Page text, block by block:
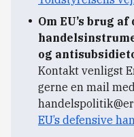
Om EU’s brug
og
Kontakt venligst
gerne en mail
EU’s defensive